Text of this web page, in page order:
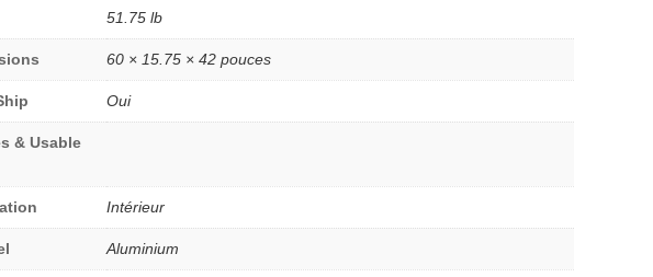
51.75 lb
60 × 15.75 × 42 pouces
Oui
& Usable
Intérieur
Aluminium